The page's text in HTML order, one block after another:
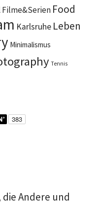
Filme&Serien Food
Karlsruhe Leben
Minimalismus
Tennis
die Andere und